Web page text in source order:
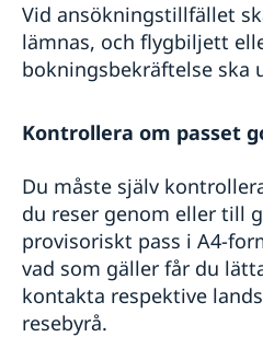
Vid ansökningstillfället
lämnas, och flygbiljett
bokningsbekräftelse ska
Kontrollera om passet
Du måste själv
du reser genom eller till
provisoriskt pass i A4-
vad som gäller får du
kontakta respektive
resebyrå.